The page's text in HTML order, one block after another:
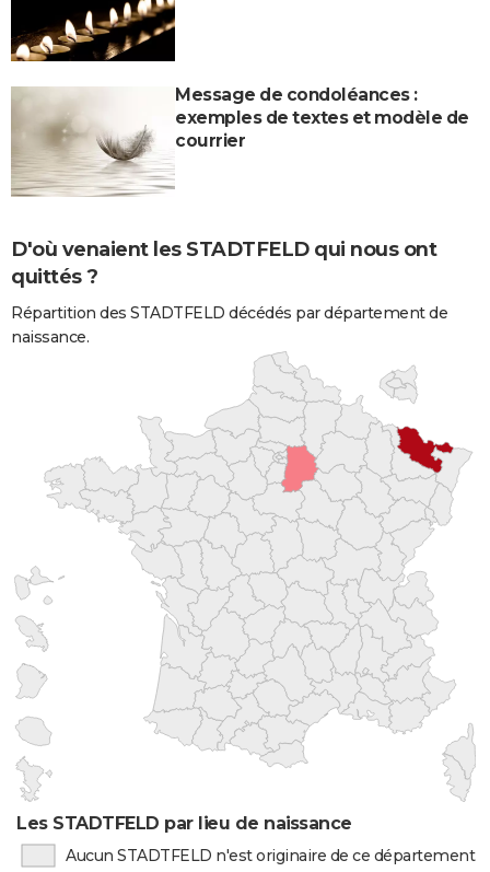
Message de condoléances :
exemples de textes et modèle de
courrier
D'où venaient les STADTFELD qui nous ont
quittés ?
Répartition des STADTFELD décédés par département de
naissance.
Les STADTFELD par lieu de naissance
Aucun STADTFELD n'est originaire de ce département